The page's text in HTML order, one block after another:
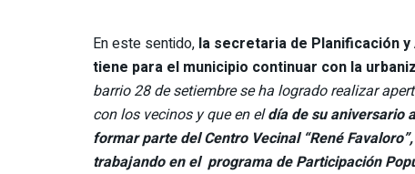
En este sentido, la secretaria de Planificación
tiene para el municipio continuar con la
barrio 28 de setiembre se ha logrado realizar
con los vecinos y que en eldía de su aniversario
formar parte del Centro Vecinal “René
trabajando en el programa de Participación